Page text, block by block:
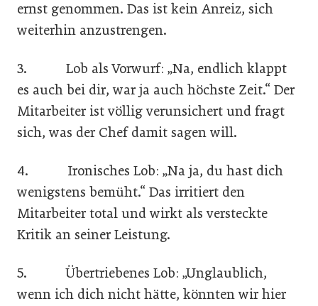
ernst genommen. Das ist kein Anreiz, sich
weiterhin anzustrengen.
3. Lob als Vorwurf: „Na, endlich klappt
es auch bei dir, war ja auch höchste Zeit.“ Der
Mitarbeiter ist völlig verunsichert und fragt
sich, was der Chef damit sagen will.
4. Ironisches Lob: „Na ja, du hast dich
wenigstens bemüht.“ Das irritiert den
Mitarbeiter total und wirkt als versteckte
Kritik an seiner Leistung.
5. Übertriebenes Lob: „Unglaublich,
wenn ich dich nicht hätte, könnten wir hier